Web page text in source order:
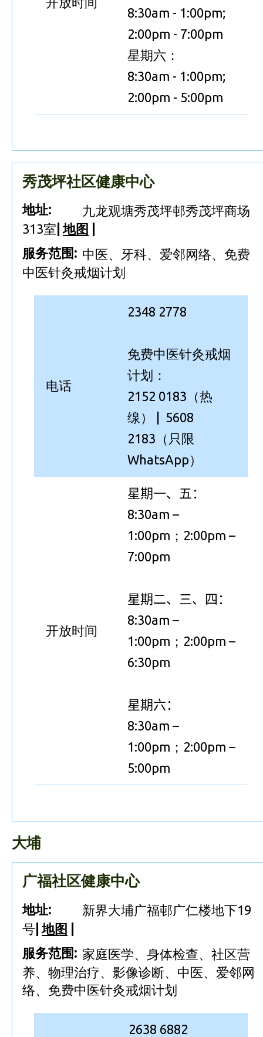
8:30am - 1:00pm;
2:00pm - 7:00pm
星期六：
8:30am - 1:00pm;
2:00pm - 5:00pm
秀茂坪社区健康中心
地址:
九龙观塘秀茂坪邨秀茂坪商场
313室 地图
服务范围: 中医、牙科、爱邻网络、免费
中医针灸戒烟计划
电话
2348 2778
免费中医针灸戒烟
计划：
2152 0183（热
缐） | 5608
2183（只限
WhatsApp）
开放时间
星期一、五 ：
8:30am –
1:00pm； 2:00pm –
7:00pm
星期二、三、四：
8:30am –
1:00pm； 2:00pm –
6:30pm
星期六：
8:30am –
1:00pm； 2:00pm –
5:00pm
大埔
广福社区健康中心
地址:
新界大埔广福邨广仁楼地下19
号 地图
服务范围: 家庭医学、身体检查、社区营
养、物理治疗、影像诊断、中医、爱邻网
络、免费中医针灸戒烟计划
2638 6882